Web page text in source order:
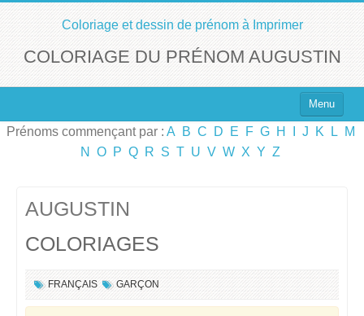
Coloriage et dessin de prénom à Imprimer
COLORIAGE DU PRÉNOM AUGUSTIN
Menu
Top 100 des Prénoms
Prénoms commençant par : A B C D E F G H J K L
M
N
O P Q R S T U V W X Y Z
AUGUSTIN
COLORIAGES
FRANÇAIS GARÇON